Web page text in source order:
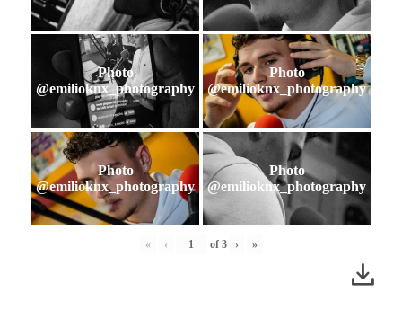
Photo
@emilioknx_photography
Photo
@emilioknx_photography
Photo
@emilioknx_photography
Photo
@emilioknx_photography
« ‹ of 3 › »